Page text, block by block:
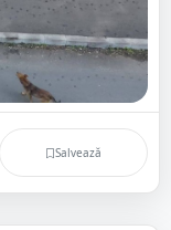
Salvează